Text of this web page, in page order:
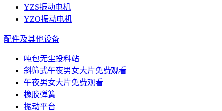
YZS振动电机
YZO振动电机
配件及其他设备
吨包无尘投料站
斜筛式午夜男女大片免费观看
午夜男女大片免费观看
橡胶弹簧
振动平台